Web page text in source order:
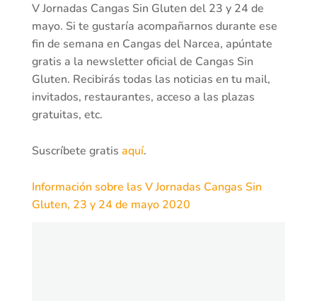
V Jornadas Cangas Sin Gluten del 23 y 24 de
mayo. Si te gustaría acompañarnos durante ese
fin de semana en Cangas del Narcea, apúntate
gratis a la newsletter oficial de Cangas Sin
Gluten. Recibirás todas las noticias en tu mail,
invitados, restaurantes, acceso a las plazas
gratuitas, etc.
Suscríbete gratis aquí.
Información sobre las V Jornadas Cangas Sin
Gluten, 23 y 24 de mayo 2020